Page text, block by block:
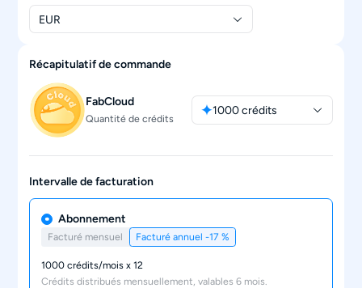
EUR
Récapitulatif de commande
FabCloud
Quantité de crédits
1000 crédits
Intervalle de facturation
Abonnement
Facturé mensuel Facturé annuel-17 %
1000 crédits/mois x 12
Crédits distribués mensuellement, valables 6 mois.